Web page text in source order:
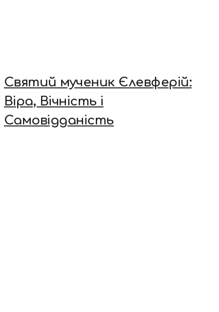
Святий мученик Єлевферій:
Віра, Вічність і
Самовідданість